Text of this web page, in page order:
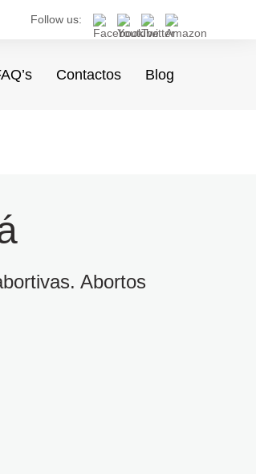
Follow us:
Contactos Blog
Abortos